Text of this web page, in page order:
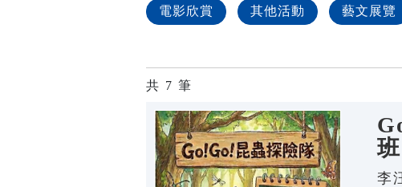
電影欣賞 其他活動 藝文展覽
共 7 筆
班
李